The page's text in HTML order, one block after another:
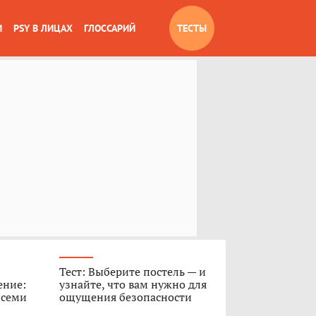
PSY В ЛИЦАХ ГЛОССАРИЙ ТЕСТЫ
Тест: Выберите постель — и
узнайте, что вам нужно для
ощущения безопасности